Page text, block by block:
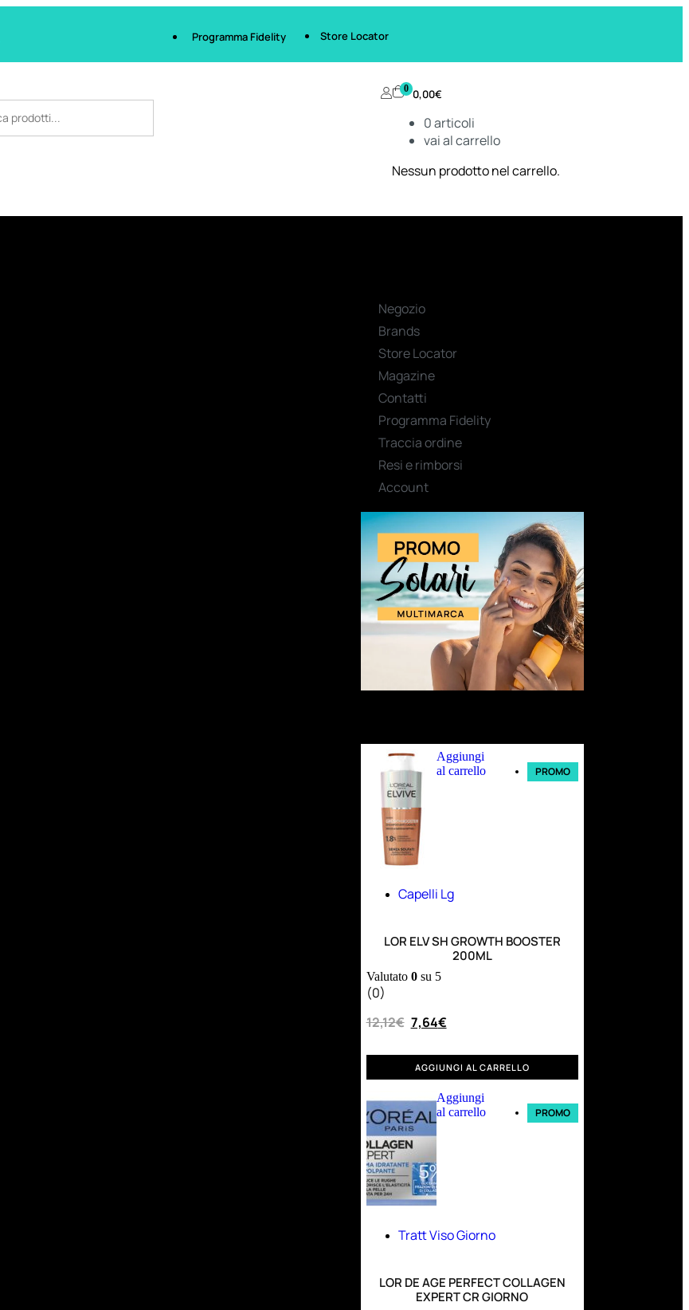
Programma Fidelity Store Locator
0 0,00€
0articoli
vai al carrello
Nessun prodotto nel carrello.
Negozio
Brands
Store Locator
Magazine
Contatti
Programma Fidelity
Traccia ordine
Resi e rimborsi
Account
Aggiungi
al carrello
PROMO
Capelli Lg
LOR ELV SH GROWTH BOOSTER
200ML
Valutato 0su 5
(0)
12,12€ 7,64€
AGGIUNGI AL CARRELLO
Aggiungi
al carrello
PROMO
Tratt Viso Giorno
LOR DE AGE PERFECT COLLAGEN
EXPERT CR GIORNO